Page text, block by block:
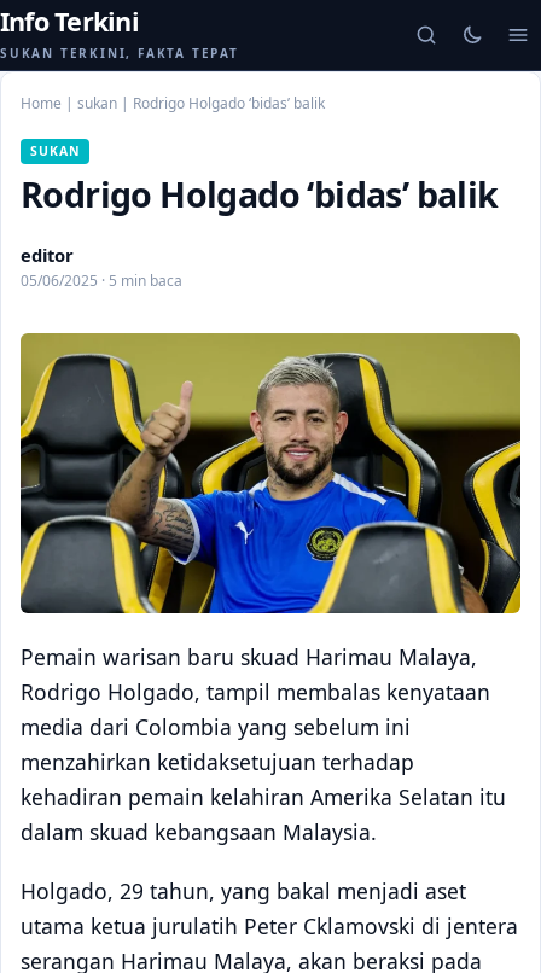
Info Terkini
SUKAN TERKINI, FAKTA TEPAT
Home | sukan | Rodrigo Holgado ‘bidas’ balik
SUKAN
Rodrigo Holgado ‘bidas’ balik
editor
05/06/2025 · 5 min baca
Pemain warisan baru skuad Harimau Malaya,
Rodrigo Holgado, tampil membalas kenyataan
media dari Colombia yang sebelum ini
menzahirkan ketidaksetujuan terhadap
kehadiran pemain kelahiran Amerika Selatan itu
dalam skuad kebangsaan Malaysia.
Holgado, 29 tahun, yang bakal menjadi aset
utama ketua jurulatih Peter Cklamovski di jentera
serangan Harimau Malaya, akan beraksi pada